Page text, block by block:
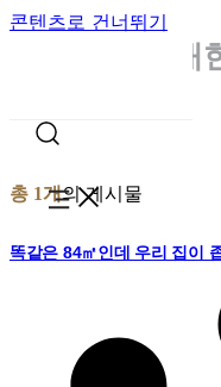
콘텐츠로 건너뛰기
에
총 1개의 게시물
똑같은 84㎡인데 우리 집이